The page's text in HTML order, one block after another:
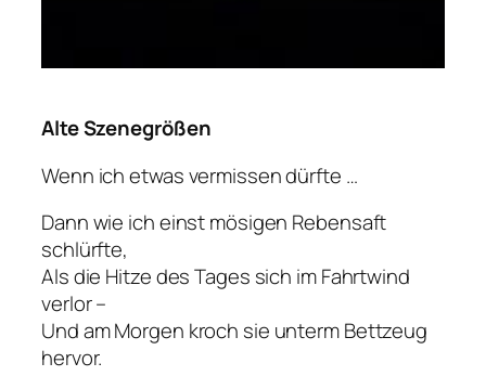
Alte Szenegrößen
Wenn ich etwas vermissen dürfte …
Dann wie ich einst mösigen Rebensaft
schlürfte,
Als die Hitze des Tages sich im Fahrtwind
verlor –
Und am Morgen kroch sie unterm Bettzeug
hervor.